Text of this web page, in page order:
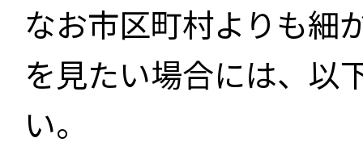
なお市区町村よりも細
を見たい場合には、以
い。